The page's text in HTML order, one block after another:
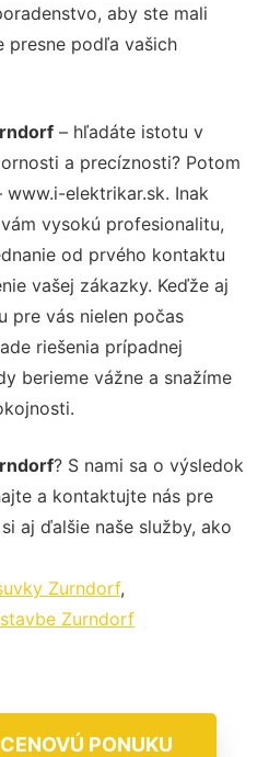
aby ste mali
presne podľa vašich
– hľadáte istotu v
a precíznosti? Potom
www.i-elektrikar.sk. Inak
vysokú profesionalitu,
od prvého kontaktu
vašej zákazky. Keďže aj
pre vás nielen počas
riešenia prípadnej
berieme vážne a snažíme
? S nami sa o výsledok
a kontaktujte nás pre
aj ďalšie naše služby, ako
Zurndorf,
Zurndorf
PONUKU